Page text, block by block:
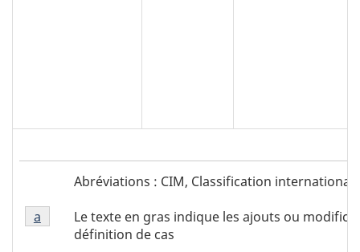
Tableau
footnote
Abréviations
Abréviations : CIM, Classification
Tableau
1
Le texte en gras indique les ajouts ou
définition de cas
Return toTableau 1 footnote
a referrer